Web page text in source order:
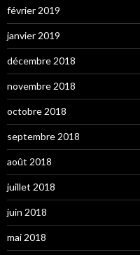
février 2019
janvier 2019
décembre 2018
novembre 2018
octobre 2018
septembre 2018
août 2018
juillet 2018
juin 2018
mai 2018